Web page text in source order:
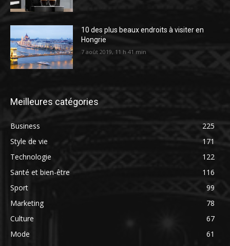
10 des plus beaux endroits à visiter en
Hongrie
7 août 2019, 11 h 41 min
Meilleures catégories
Business
225
Style de vie
171
Technologie
122
Santé et bien-être
116
Sport
99
Marketing
78
Culture
67
Mode
61